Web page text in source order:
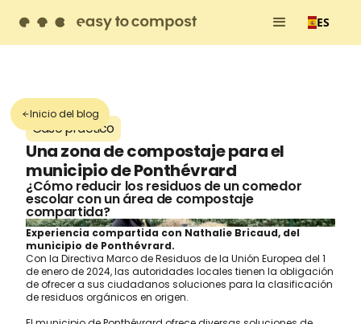
Contáctenos
ES
Caso práctico
Una zona de compostaje para el
municipio de Ponthévrard
¿Cómo reducir los residuos de un comedor
escolar con un área de compostaje
compartida?
Experiencia compartida con Nathalie Bricaud, del
municipio de Ponthévrard.
Con la Directiva Marco de Residuos de la Unión Europea del 1
de enero de 2024, las autoridades locales tienen la obligación
de ofrecer a sus ciudadanos soluciones para la clasificación
de residuos orgánicos en origen.
Inicio del blog